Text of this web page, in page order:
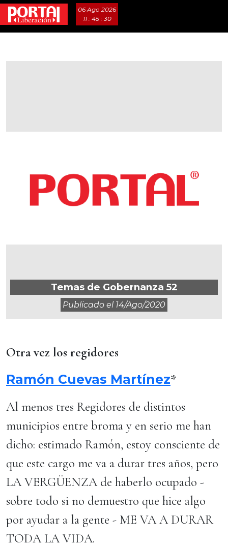
06 Ago 2026
11 : 45 : 31
Temas de Gobernanza 52
Publicado el 14/ago/2020
Otra vez los regidores
Ramón Cuevas Martínez*
Al menos tres Regidores de distintos
municipios entre broma y en serio me han
dicho: estimado Ramón, estoy consciente de
que este cargo me va a durar tres años, pero
LA VERGÜENZA de haberlo ocupado -
sobre todo si no demuestro que hice algo
por ayudar a la gente - ME VA A DURAR
TODA LA VIDA.